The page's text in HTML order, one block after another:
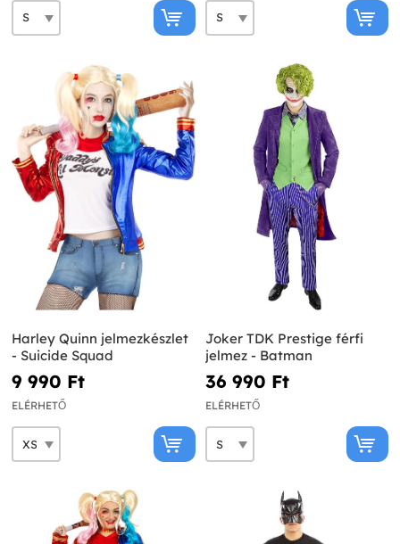
Harley Quinn jelmezkészlet
- Suicide Squad
9 990 Ft‎
ELÉRHETŐ
Joker TDK Prestige férfi
jelmez - Batman
36 990 Ft‎
ELÉRHETŐ